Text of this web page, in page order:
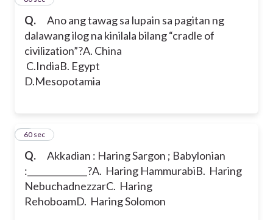
Q.
Ano ang tawag sa lupain sa pagitan ng
dalawang ilog na kinilala bilang “cradle of
civilization”?A. China
C.IndiaB. Egypt
D.Mesopotamia
Q.
Akkadian : Haring Sargon ; Babylonian
:______________?A. Haring HammurabiB. Haring
NebuchadnezzarC. Haring
RehoboamD. Haring Solomon
760 sec